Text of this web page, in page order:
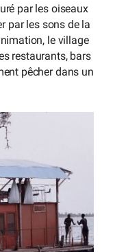
par les oiseaux
par les sons de la
le village
restaurants, bars
pêcher dans un